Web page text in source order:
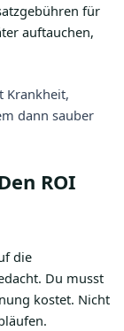
für
auftauchen,
Krankheit,
dann sauber
ROI
die
Du musst
kostet. Nicht